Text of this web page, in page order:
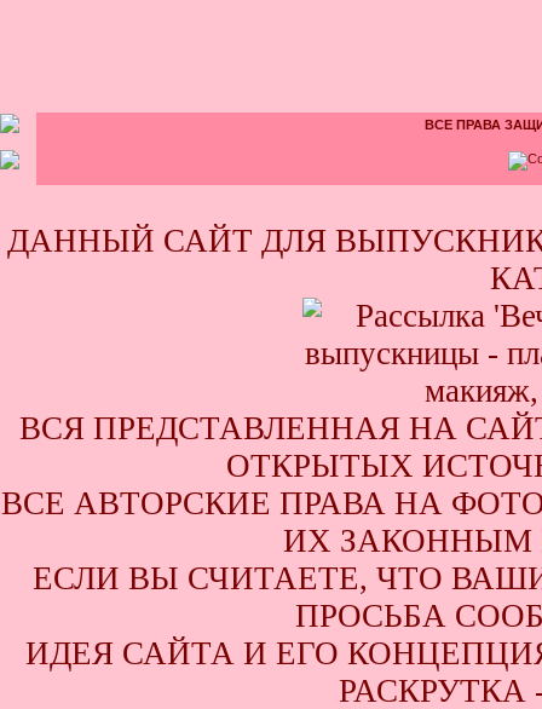
ВСЕ ПРАВА
ДАННЫЙ САЙТ ДЛЯ
ВСЯ ПРЕДСТАВЛЕННАЯ НА
ОТКРЫТЫХ
ВСЕ АВТОРСКИЕ ПРАВА НА
ИХ ЗАКОННЫМ
ЕСЛИ ВЫ СЧИТАЕТЕ, ЧТО
ПРОСЬБА
ИДЕЯ САЙТА И ЕГО КОНЦЕПЦИЯ
РАСКРУТКА -